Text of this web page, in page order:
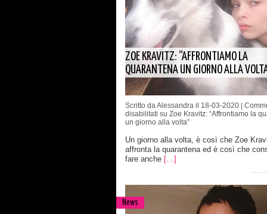
ZOE KRAVITZ: “AFFRONTIAMO LA
QUARANTENA UN GIORNO ALLA
Scritto da Alessandra il 18-03-2020 |
disabilitati su Zoe Kravitz: “Affrontiamo la
un giorno alla volta”
Un giorno alla volta, è così che Zoe
affronta la quarantena ed è così che
fare anche […]
News